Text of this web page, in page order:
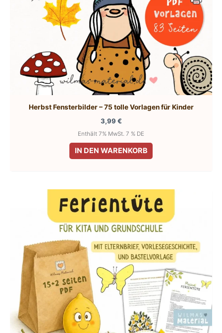
Herbst Fensterbilder – 75 tolle Vorlagen für Kinder
3,99 €
Enthält 7% MwSt. 7 % DE
IN DEN WARENKORB